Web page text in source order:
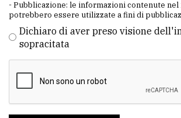
- Pubblicazione: le informazioni contenute nel
potrebbero essere utilizzate a fini di
Dichiaro di aver preso visione
sopracitata